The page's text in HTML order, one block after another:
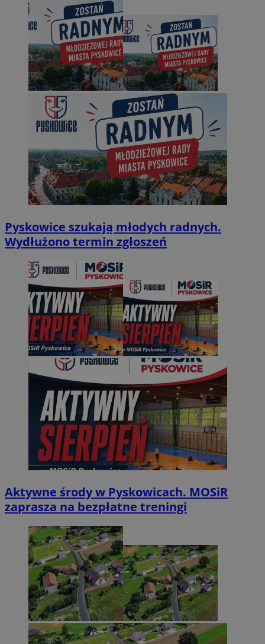
Pyskowice szukają młodych radnych.
Wydłużono termin zgłoszeń
Aktywne środy w Pyskowicach. MOSiR
zaprasza na bezpłatne treningi